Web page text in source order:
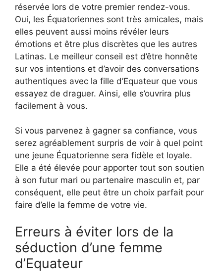
réservée lors de votre premier rendez-vous.
Oui, les Équatoriennes sont très amicales, mais
elles peuvent aussi moins révéler leurs
émotions et être plus discrètes que les autres
Latinas. Le meilleur conseil est d’être honnête
sur vos intentions et d’avoir des conversations
authentiques avec la fille d’Equateur que vous
essayez de draguer. Ainsi, elle s’ouvrira plus
facilement à vous.
Si vous parvenez à gagner sa confiance, vous
serez agréablement surpris de voir à quel point
une jeune Équatorienne sera fidèle et loyale.
Elle a été élevée pour apporter tout son soutien
à son futur mari ou partenaire masculin et, par
conséquent, elle peut être un choix parfait pour
faire d’elle la femme de votre vie.
Erreurs à éviter lors de la
séduction d’une femme
d’Equateur